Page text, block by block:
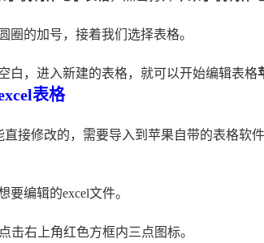
圈的加号，接着我们选择表格。
白，进入新建的表格，就可以开始编辑表格
表格
直接修改的，需要导入到苹果自带的表格软
要编辑的excel文件。
击右上角红色方框内三点图标。